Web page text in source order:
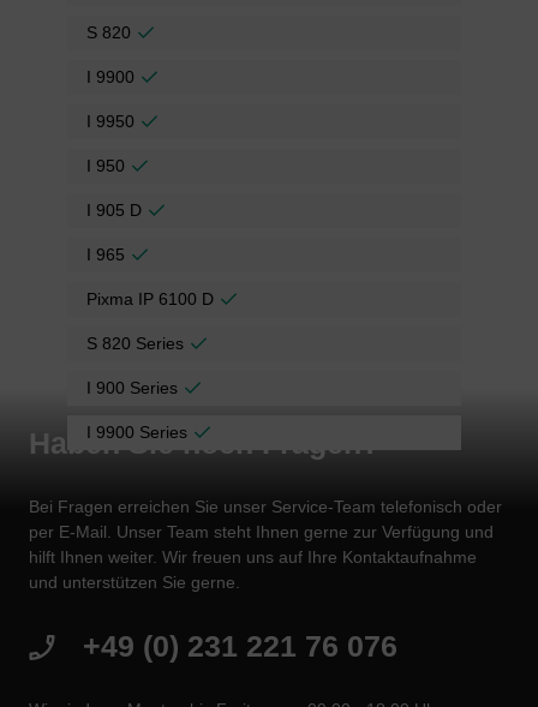
S 820
I 9900
I 9950
I 950
I 905 D
I 965
Pixma IP 6100 D
S 820 Series
I 900 Series
I 9900 Series
Haben Sie noch Fragen?
Bei Fragen erreichen Sie unser Service-Team telefonisch oder
per E-Mail. Unser Team steht Ihnen gerne zur Verfügung und
hilft Ihnen weiter. Wir freuen uns auf Ihre Kontaktaufnahme
und unterstützen Sie gerne.
+49 (0) 231 221 76 076